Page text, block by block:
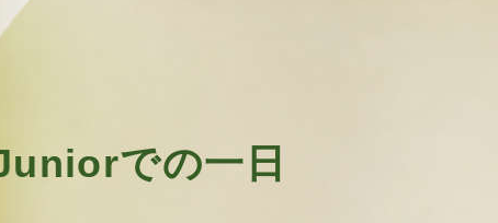
での一日